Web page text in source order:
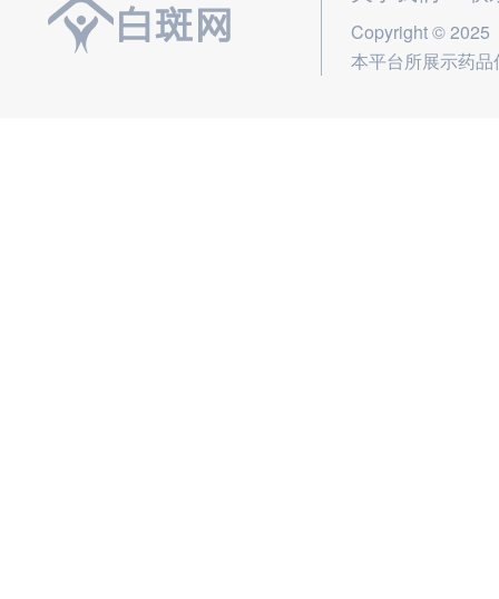
Copyright © 2025
本平台所展示药